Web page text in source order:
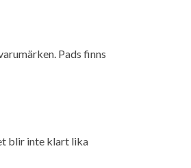
Pads finns
blir inte klart lika